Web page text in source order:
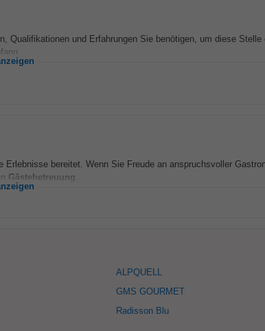
Qualifikationen und Erfahrungen Sie benötigen, um diese Stelle
bereitet. Wenn Sie Freude an anspruchsvoller
Gästebetreuung
ALPQUELL
GMS GOURMET
Radisson Blu